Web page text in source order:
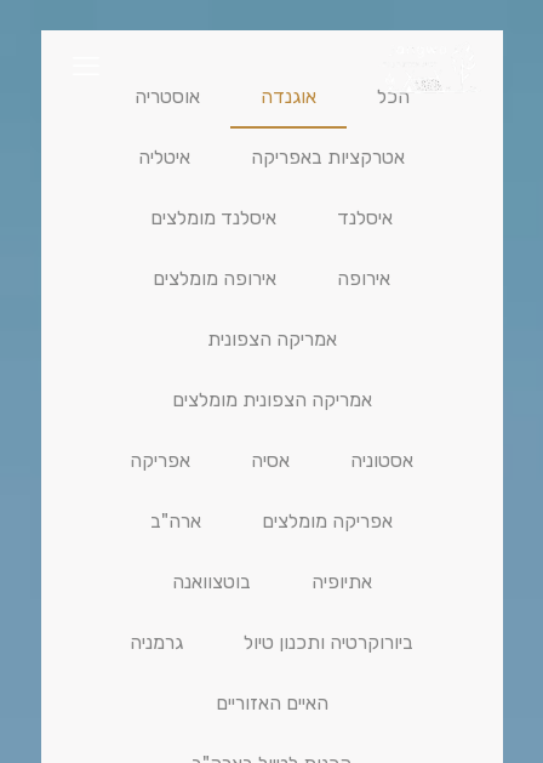
הכל אוגנדה אוסטריה
אטרקציות באפריקה איטליה
איסלנד איסלנד מומלצים
אירופה אירופה מומלצים
אמריקה הצפונית
אמריקה הצפונית מומלצים
אסטוניה אסיה אפריקה
אפריקה מומלצים ארה"ב
אתיופיה בוטצוואנה
ביורוקרטיה ותכנון טיול גרמניה
האיים האזוריים